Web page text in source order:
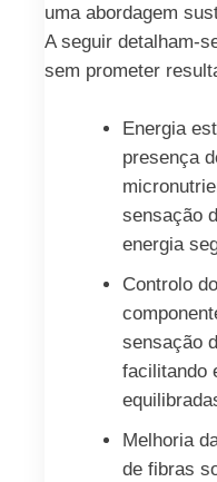
uma abordagem
A seguir detalham-
sem prometer
Energia
presença
sensação
energia
Controlo
sensação
facilitando
Melhoria
de fibras